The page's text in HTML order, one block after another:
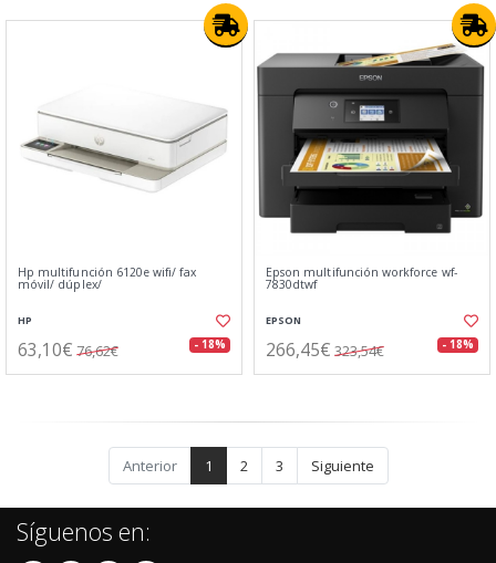
Hp multifunción 6120e wifi/ fax
móvil/ dúplex/
HP
63,10€ 76,62€ - 18%
Epson multifunción workforce wf-
7830dtwf
EPSON
266,45€ 323,54€ - 18%
Anterior 1 2 3 Siguiente
Síguenos en: